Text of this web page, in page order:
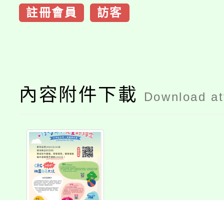
註冊會員 訪客
內容附件下載 Download